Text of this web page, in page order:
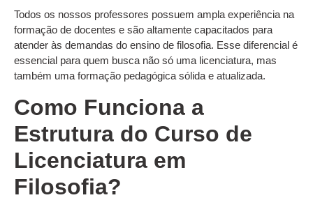
Todos os nossos professores possuem ampla experiência na
formação de docentes e são altamente capacitados para
atender às demandas do ensino de filosofia. Esse diferencial é
essencial para quem busca não só uma licenciatura, mas
também uma formação pedagógica sólida e atualizada.
Como Funciona a
Estrutura do Curso de
Licenciatura em
Filosofia?